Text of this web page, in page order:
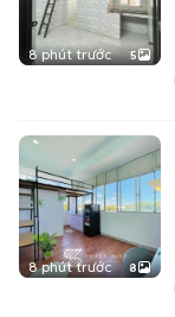
8 phút trước 5
8 phút trước 8